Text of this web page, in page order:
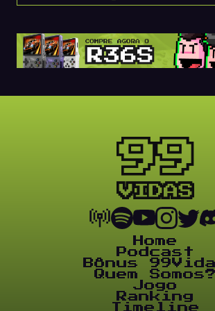
Home
Podcast
Bônus
Quem Somos?
Jogo
Ranking
Timeline